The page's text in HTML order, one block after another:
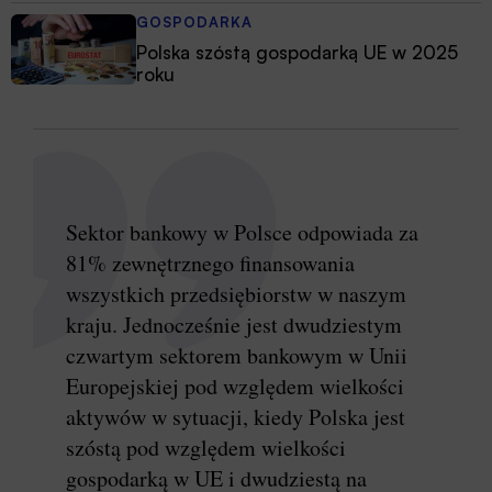
GOSPODARKA
Polska szóstą gospodarką UE w 2025
roku
Sektor bankowy w Polsce odpowiada za
81% zewnętrznego finansowania
wszystkich przedsiębiorstw w naszym
kraju. Jednocześnie jest dwudziestym
czwartym sektorem bankowym w Unii
Europejskiej pod względem wielkości
aktywów w sytuacji, kiedy Polska jest
szóstą pod względem wielkości
gospodarką w UE i dwudziestą na